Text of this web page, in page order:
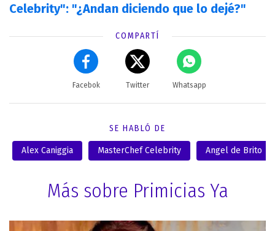
Celebrity": "¿Andan diciendo que lo dejé?"
COMPARTÍ
Facebok Twitter Whatsapp
SE HABLÓ DE
Alex Caniggia MasterChef Celebrity Angel de Brito
Más sobre Primicias Ya